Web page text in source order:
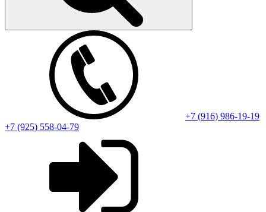
+7 (916) 986-19-19
+7 (925) 558-04-79